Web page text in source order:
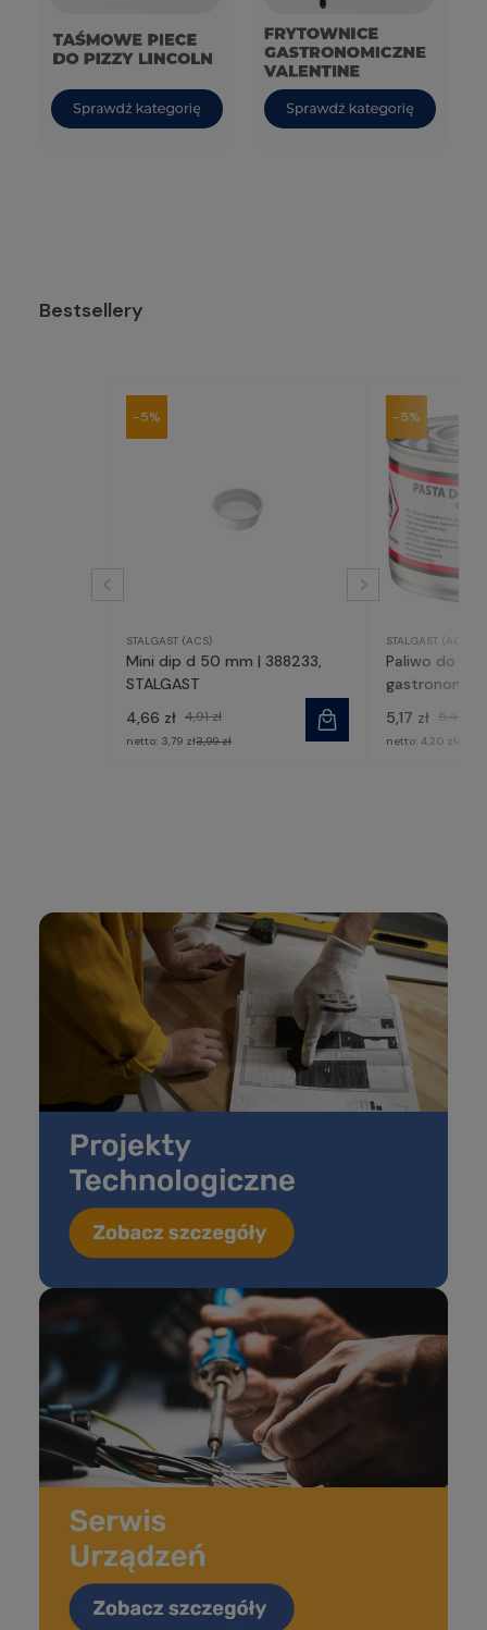
Bestsellery
STALGAST (ACS)
Mini dip d 50 mm | 388233,
STALGAST
4,66 zł 4,91 zł
netto: 3,79 zł3,99 zł
-5%
STALGAST (ACS)
Paliwo do
5,17 zł 5,44 zł
netto: 4,20 zł4,42
-5%